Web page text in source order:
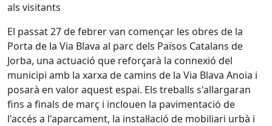
als visitants
El passat 27 de febrer van començar les obres de la
Porta de la Via Blava al parc dels Països Catalans de
Jorba, una actuació que reforçarà la connexió del
municipi amb la xarxa de camins de la Via Blava Anoia i
posarà en valor aquest espai. Els treballs s'allargaran
fins a finals de març i inclouen la pavimentació de
l'accés a l'aparcament, la instal·lació de mobiliari urbà i